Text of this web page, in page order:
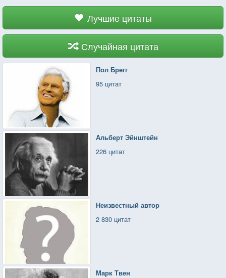
Лучшие цитаты
Случайная цитата
Пол Брегг
95 цитат
Альберт Эйнштейн
226 цитат
Неизвестный автор
2 830 цитат
Марк Твен